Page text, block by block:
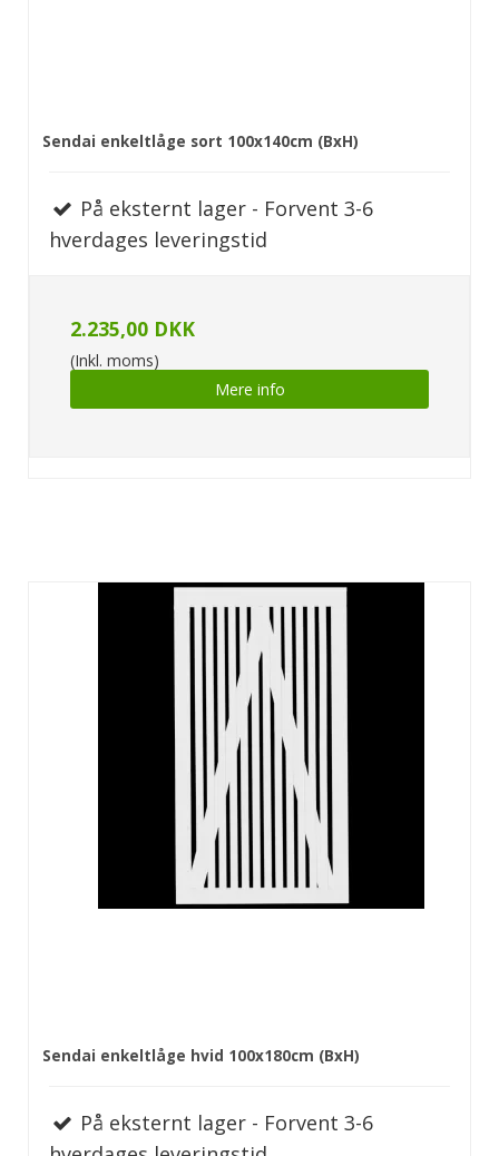
Sendai enkeltlåge sort 100x140cm (BxH)
På eksternt lager - Forvent 3-6
hverdages leveringstid
2.235,00 DKK
(Inkl. moms)
Mere info
Sendai enkeltlåge hvid 100x180cm (BxH)
På eksternt lager - Forvent 3-6